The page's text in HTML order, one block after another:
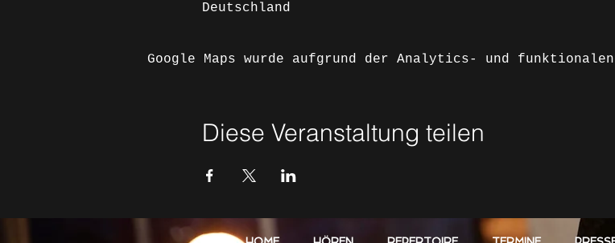
Deutschland
Google Maps wurde aufgrund der Analytics- und
Diese Veranstaltung teilen